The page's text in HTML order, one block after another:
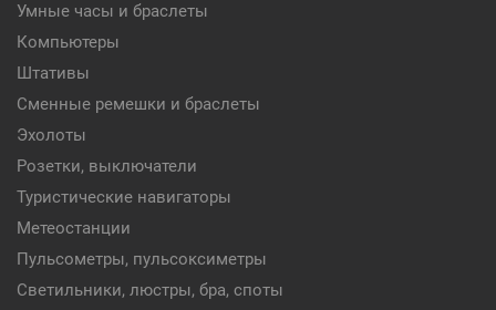
Умные часы и браслеты
Компьютеры
Штативы
Сменные ремешки и браслеты
Эхолоты
Розетки, выключатели
Туристические навигаторы
Метеостанции
Пульсометры, пульсоксиметры
Светильники, люстры, бра, споты